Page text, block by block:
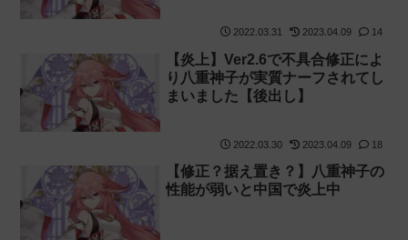
2022.03.31 2023.04.09 14
【炎上】Ver2.6で不具合修正によ
り八重神子が実質ナーフされてし
まいました【後出し】
2022.03.30 2023.04.09 18
【修正？据え置き？】八重神子の
性能が弱いと中国で炎上中